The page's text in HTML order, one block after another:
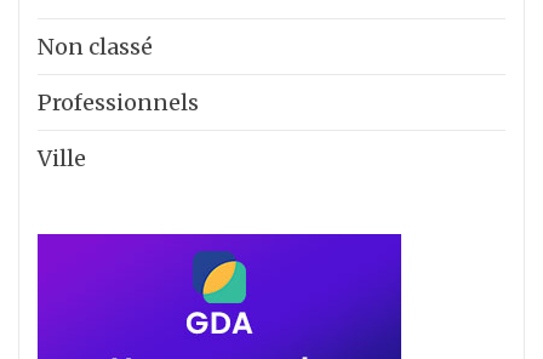
Non classé
Professionnels
Ville